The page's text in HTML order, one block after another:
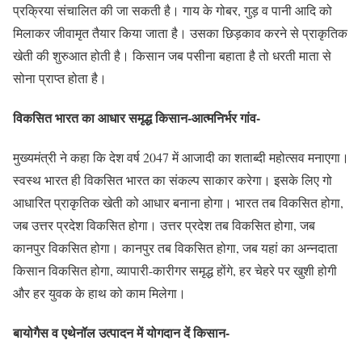
प्रक्रिया संचालित की जा सकती है। गाय के गोबर, गुड़ व पानी आदि को
मिलाकर जीवामृत तैयार किया जाता है। उसका छिड़काव करने से प्राकृतिक
खेती की शुरुआत होती है। किसान जब पसीना बहाता है तो धरती माता से
सोना प्राप्त होता है।
विकसित भारत का आधार समृद्ध किसान-आत्मनिर्भर गांव-
मुख्यमंत्री ने कहा कि देश वर्ष 2047 में आजादी का शताब्दी महोत्सव मनाएगा।
स्वस्थ भारत ही विकसित भारत का संकल्प साकार करेगा। इसके लिए गो
आधारित प्राकृतिक खेती को आधार बनाना होगा। भारत तब विकसित होगा,
जब उत्तर प्रदेश विकसित होगा। उत्तर प्रदेश तब विकसित होगा, जब
कानपुर विकसित होगा। कानपुर तब विकसित होगा, जब यहां का अन्नदाता
किसान विकसित होगा, व्यापारी-कारीगर समृद्ध होंगे, हर चेहरे पर खुशी होगी
और हर युवक के हाथ को काम मिलेगा।
बायोगैस व एथेनॉल उत्पादन में योगदान दें किसान-